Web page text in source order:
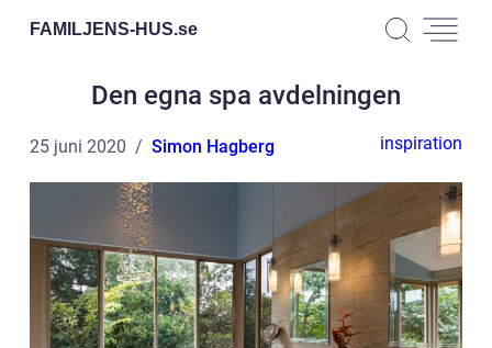
FAMILJENS-HUS.se
Den egna spa avdelningen
25 juni 2020 Simon Hagberg inspiration